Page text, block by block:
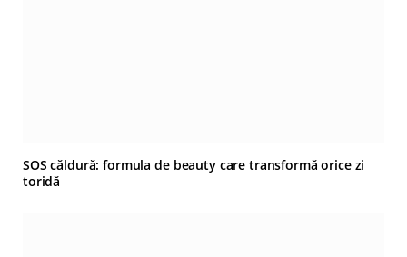
SOS căldură: formula de beauty care transformă orice zi
toridă